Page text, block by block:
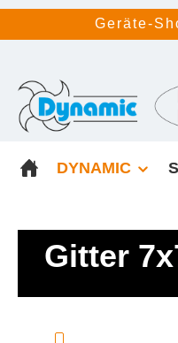
ZurGeräte-
DYNAMIC
Gitter